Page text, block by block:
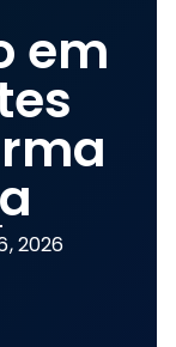
em
2026